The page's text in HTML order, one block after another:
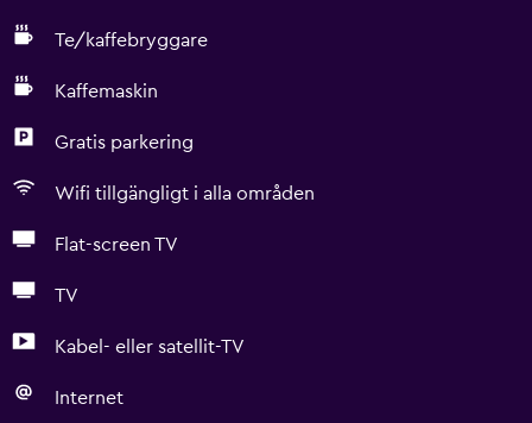
Te/kaffebryggare
Kaffemaskin
Gratis parkering
Wifi tillgängligt i alla områden
Flat-screen TV
TV
Kabel- eller satellit-TV
Internet